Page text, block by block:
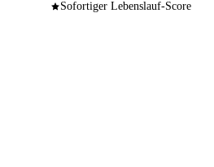
Sofortiger Lebenslauf-Score